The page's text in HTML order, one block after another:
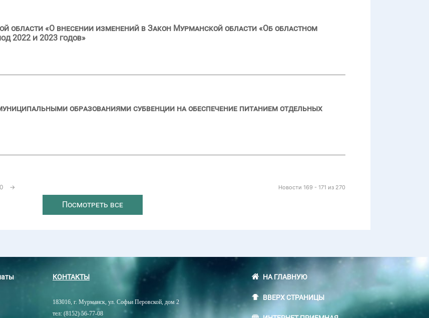
области «О внесении изменений в Закон Мурманской области «Об областном
2022 и 2023 годов»
образованиями субвенции на обеспечение питанием отдельных
Новости 169 - 171 из 270
→
Посмотреть все
КОНТАКТЫ
183016, г. Мурманск, ул. Софьи Перовской, дом 2
тел: (8152) 56-77-08
НА ГЛАВНУЮ
ВВЕРХ СТРАНИЦЫ